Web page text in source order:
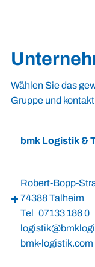
Wählen Sie das
Gruppe und
bmk Logistik &
Robert-Bopp-
74388 Talheim
Tel 07133 186 0
bmk-logistik.com